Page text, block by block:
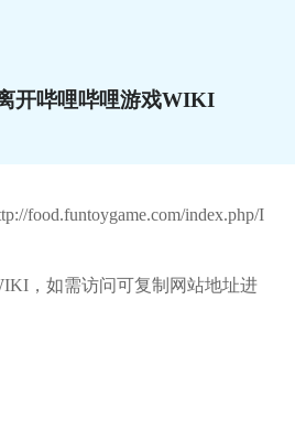
开哔哩哔哩游戏WIKI
food.funtoygame.com/index.php/I
，如需访问可复制网站地址进